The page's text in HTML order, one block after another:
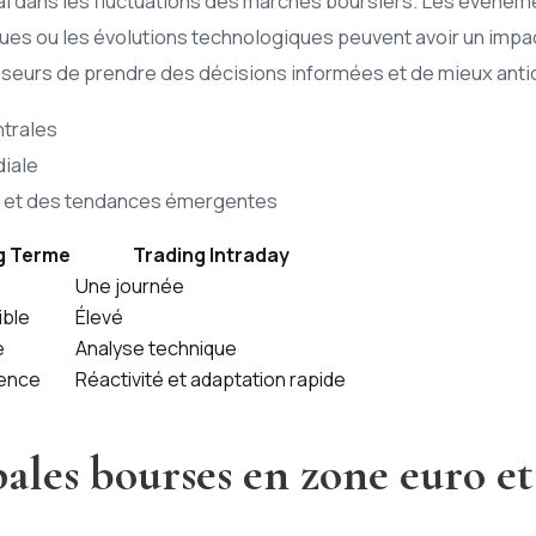
ou les évolutions technologiques peuvent avoir un
de prendre des décisions informées et de mieux
des tendances émergentes
Terme
Trading Intraday
Une journée
Élevé
Analyse technique
Réactivité et adaptation rapide
bourses en zone euro